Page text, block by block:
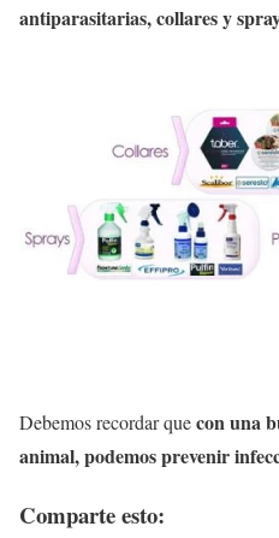
antiparasitarias, collares y
Debemos recordar quecon una
animal, podemos prevenir
Comparte esto: